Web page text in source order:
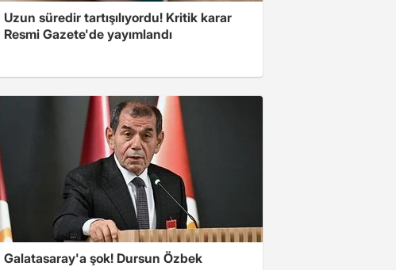
Uzun süredir tartışılıyordu! Kritik karar
Resmi Gazete'de yayımlandı
Galatasaray'a şok! Dursun Özbek